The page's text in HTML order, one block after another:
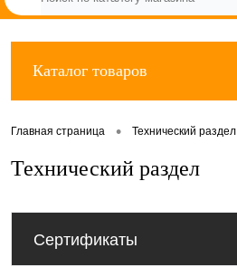
Каталог товаров
Главная страница • Технический раздел
Технический раздел
Сертификаты